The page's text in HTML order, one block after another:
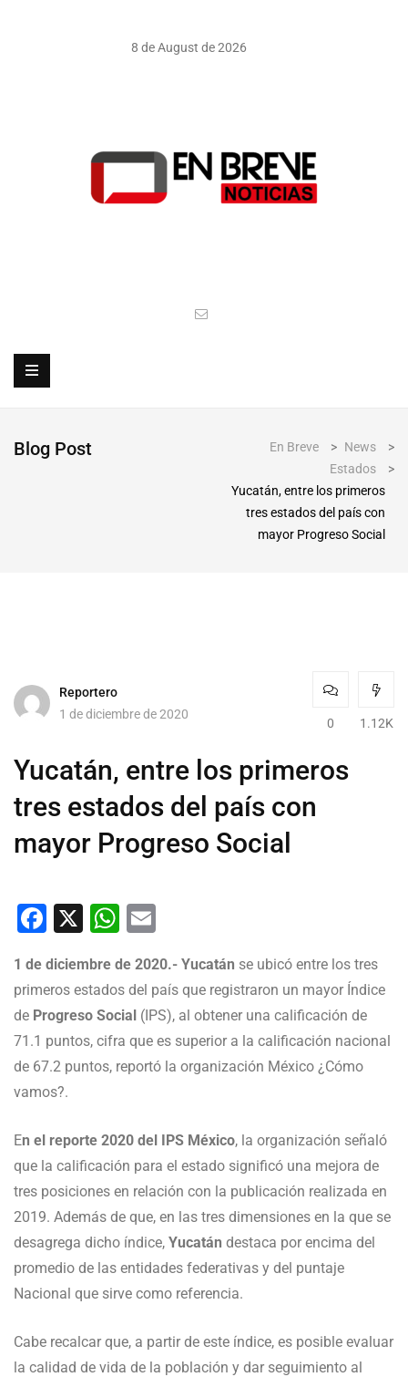
8 de August de 2026
Blog Post En Breve > News
>
Estados
>
Yucatán, entre los primeros
tres estados del país con
mayor Progreso Social
Reportero
1 de diciembre de 2020
0 1.12K
Yucatán, entre los primeros
tres estados del país con
mayor Progreso Social
Facebook
X WhatsApp
1 de diciembre de 2020.- Yucatán se ubicó entre los tres
primeros estados del país que registraron un mayor Índice
de Progreso Social (IPS), al obtener una calificación de
71.1 puntos, cifra que es superior a la calificación nacional
de 67.2 puntos, reportó la organización México ¿Cómo
vamos?.
En el reporte 2020 del IPS México, la organización señaló
que la calificación para el estado significó una mejora de
tres posiciones en relación con la publicación realizada en
2019. Además de que, en las tres dimensiones en la que se
desagrega dicho índice, Yucatán destaca por encima del
promedio de las entidades federativas y del puntaje
Nacional que sirve como referencia.
Cabe recalcar que, a partir de este índice, es posible evaluar
la calidad de vida de la población y dar seguimiento al